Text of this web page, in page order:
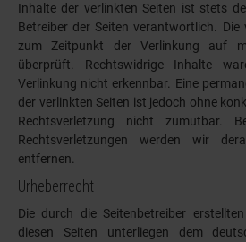
Inhalte der verlinkten Seiten ist stets
Betreiber der Seiten verantwortlich. Die
zum Zeitpunkt der Verlinkung auf
überprüft. Rechtswidrige Inhalte
Verlinkung nicht erkennbar. Eine
der verlinkten Seiten ist jedoch ohne
Rechtsverletzung nicht zumutbar.
Rechtsverletzungen werden wir
entfernen.
Urheberrecht
Die durch die Seitenbetreiber
diesen Seiten unterliegen dem